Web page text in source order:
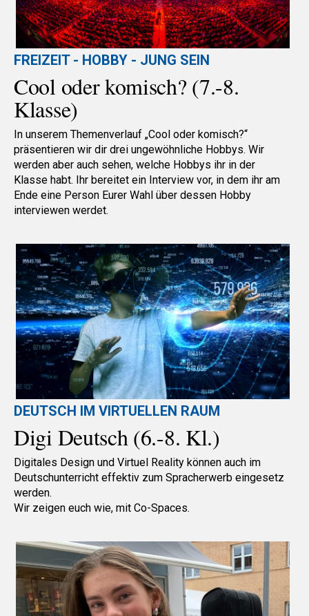
FREIZEIT - HOBBY - JUNG SEIN
Cool oder komisch? (7.-8.
Klasse)
In unserem Themenverlauf „Cool oder komisch?“
präsentieren wir dir drei ungewöhnliche Hobbys. Wir
werden aber auch sehen, welche Hobbys ihr in der
Klasse habt. Ihr bereitet ein Interview vor, in dem ihr am
Ende eine Person Eurer Wahl über dessen Hobby
interviewen werdet.
DEUTSCH IM VIRTUELLEN RAUM
Digi Deutsch (6.-8. Kl.)
Digitales Design und Virtuel Reality können auch im
Deutschunterricht effektiv zum Spracherwerb eingesetz
werden.
Wir zeigen euch wie, mit Co-Spaces.